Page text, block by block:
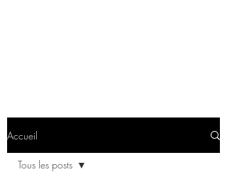
Accueil
Tous les posts